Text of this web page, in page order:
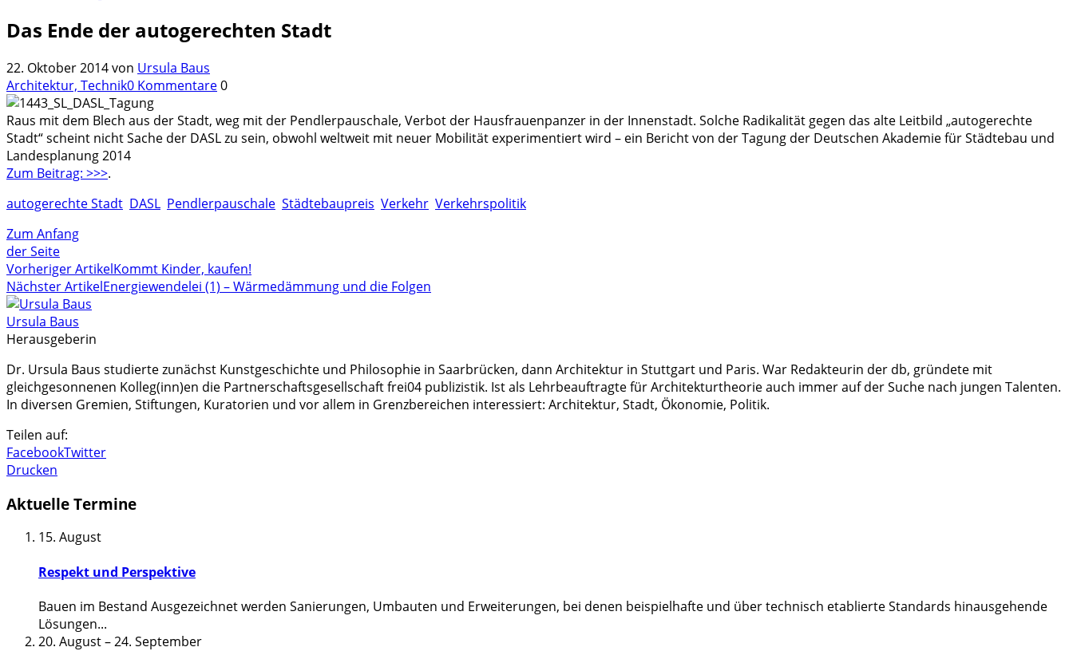
Das Ende der autogerechten Stadt
22. Oktober 2014von Ursula Baus
Architektur, Technik0 Kommentare0
Raus mit dem Blech aus der Stadt, weg mit der Pendlerpauschale, Verbot der Hausfrauenpanzer in der Innenstadt. Solche Radikalität gegen das alte Leitbild „autogerechte
Stadt“ scheint nicht Sache der DASL zu sein, obwohl weltweit mit neuer Mobilität experimentiert wird – ein Bericht von der Tagung der Deutschen Akademie für Städtebau und
Landesplanung 2014
Zum Beitrag: >>>.
autogerechte Stadt DASL Pendlerpauschale Städtebaupreis Verkehr Verkehrspolitik
Zum Anfang
der Seite
Vorheriger ArtikelKommt Kinder, kaufen!
Nächster ArtikelEnergiewendelei (1) – Wärmedämmung und die Folgen
Ursula Baus
Herausgeberin
Dr. Ursula Baus studierte zunächst Kunstgeschichte und Philosophie in Saarbrücken, dann Architektur in Stuttgart und Paris. War Redakteurin der db, gründete mit
gleichgesonnenen Kolleg(inn)en die Partnerschaftsgesellschaft frei04 publizistik. Ist als Lehrbeauftragte für Architekturtheorie auch immer auf der Suche nach jungen Talenten.
In diversen Gremien, Stiftungen, Kuratorien und vor allem in Grenzbereichen interessiert: Architektur, Stadt, Ökonomie, Politik.
Teilen auf:
FacebookTwitter
Drucken
Aktuelle Termine
15. August
Respekt und Perspektive
Bauen im Bestand Ausgezeichnet werden Sanierungen, Umbauten und Erweiterungen, bei denen beispielhafte und über technisch etablierte Standards hinausgehende
Lösungen...
20. August–24. September